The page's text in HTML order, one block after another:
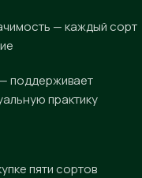
— каждый сорт
поддерживает
практику
пяти сортов